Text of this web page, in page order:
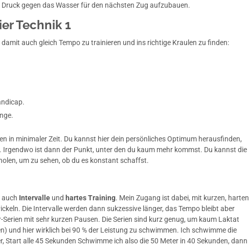
gegen das Wasser für den nächsten Zug aufzubauen.
Technik 1
auch gleich Tempo zu trainieren und ins richtige Kraulen zu finden:
in minimaler Zeit. Du kannst hier dein persönliches Optimum herausfinden,
ist dann der Punkt, unter den du kaum mehr kommst. Du kannst die
um zu sehen, ob du es konstant schaffst.
auch Intervalle und hartes Training. Mein Zugang ist dabei, mit kurzen, harten
Die Intervalle werden dann sukzessive länger, das Tempo bleibt aber
mit sehr kurzen Pausen. Die Serien sind kurz genug, um kaum Laktat
und hier wirklich bei 90 % der Leistung zu schwimmen. Ich schwimme die
alle 45 Sekunden Schwimme ich also die 50 Meter in 40 Sekunden, dann